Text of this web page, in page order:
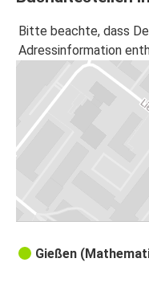
Bitte beachte, dass
Adressinformation
Gießen